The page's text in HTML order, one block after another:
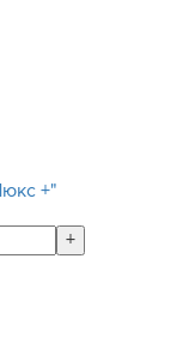
+"
+